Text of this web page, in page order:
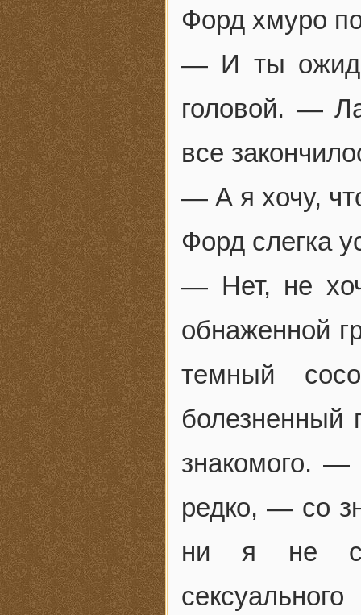
Форд хмуро
— И ты
головой. —
все
— А я хочу,
Форд слегка
— Нет, не
обнаженной
темный
болезненный
знакомого. —
редко, — со
ни я не